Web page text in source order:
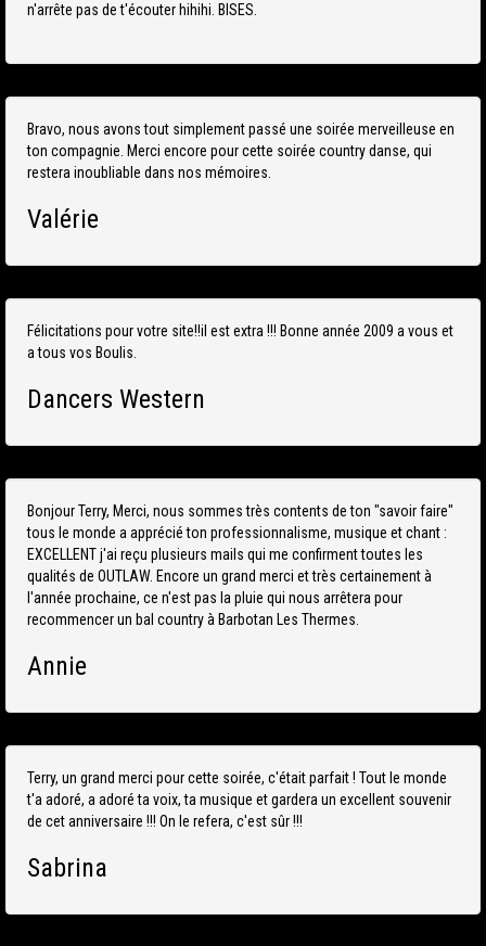
n'arrête pas de t'écouter hihihi. BISES.
Bravo, nous avons tout simplement passé une soirée merveilleuse en
ton compagnie. Merci encore pour cette soirée country danse, qui
restera inoubliable dans nos mémoires.
Valérie
Félicitations pour votre site!!il est extra !!! Bonne année 2009 a vous et
a tous vos Boulis.
Dancers Western
Bonjour Terry, Merci, nous sommes très contents de ton "savoir faire"
tous le monde a apprécié ton professionnalisme, musique et chant :
EXCELLENT j'ai reçu plusieurs mails qui me confirment toutes les
qualités de OUTLAW. Encore un grand merci et très certainement à
l'année prochaine, ce n'est pas la pluie qui nous arrêtera pour
recommencer un bal country à Barbotan Les Thermes.
Annie
Terry, un grand merci pour cette soirée, c'était parfait ! Tout le monde
t'a adoré, a adoré ta voix, ta musique et gardera un excellent souvenir
de cet anniversaire !!! On le refera, c'est sûr !!!
Sabrina